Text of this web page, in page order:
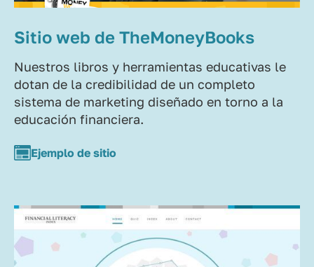
Sitio web de TheMoneyBooks
Nuestros libros y herramientas educativas le
dotan de la credibilidad de un completo
sistema de marketing diseñado en torno a la
educación financiera.
Ejemplo de sitio